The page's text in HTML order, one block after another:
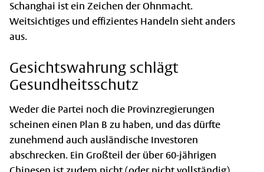
Schanghai ist ein Zeichen der Ohnmacht.
Weitsichti­ges und effizientes Handeln sieht anders
aus.
Gesichtswahrung schlägt
Gesundheitsschutz
Weder die Partei noch die Provinzregierungen
scheinen einen Plan B zu haben, und das dürfte
zunehmend auch ausländische Investoren
abschrecken. Ein Großteil der über 60-jährigen